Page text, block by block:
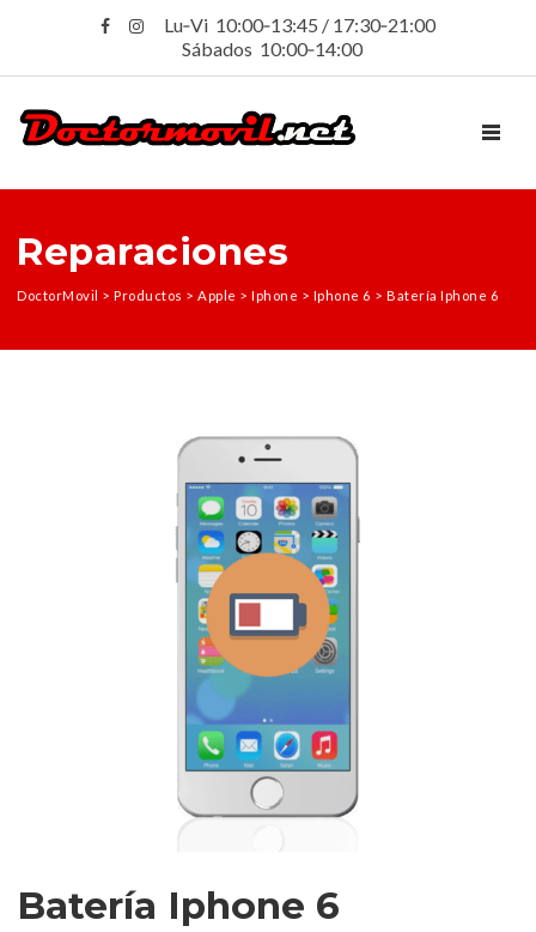
Lu‑Vi 10:00‑13:45 / 17:30‑21:00
Sábados 10:00‑14:00
Reparaciones
DoctorMovil > Productos > Apple > Iphone > Iphone 6 > Batería Iphone 6
Batería Iphone 6